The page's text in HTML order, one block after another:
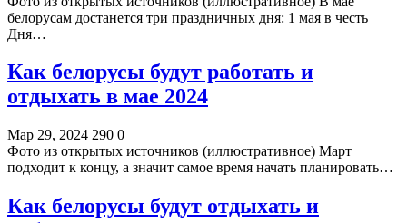
белорусам достанется три праздничных дня: 1 мая в честь
Дня…
Как белорусы будут работать и
отдыхать в мае 2024
Мар 29, 2024 290 0
Фото из открытых источников (иллюстративное) Март
подходит к концу, а значит самое время начать планировать…
Как белорусы будут отдыхать и